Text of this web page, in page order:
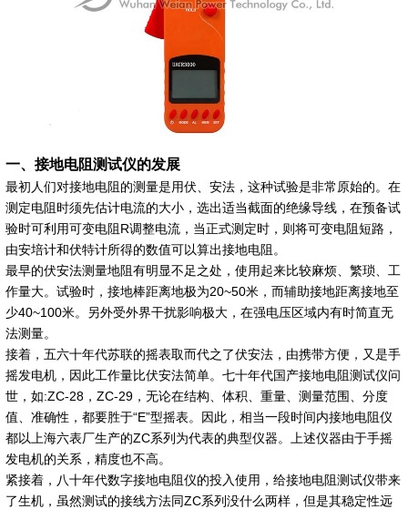
一、接地电阻测试仪的发展
最初人们对接地电阻的测量是用伏、安法，这种试验是非常原始的。在
测定电阻时须先估计电流的大小，选出适当截面的绝缘导线，在预备试
验时可利用可变电阻R调整电流，当正式测定时，则将可变电阻短路，
由安培计和伏特计所得的数值可以算出接地电阻。
最早的伏安法测量地阻有明显不足之处，使用起来比较麻烦、繁琐、工
作量大。试验时，接地棒距离地极为20~50米，而辅助接地距离接地至
少40~100米。另外受外界干扰影响极大，在强电压区域内有时简直无
法测量。
接着，五六十年代苏联的摇表取而代之了伏安法，由携带方便，又是手
摇发电机，因此工作量比伏安法简单。七十年代国产接地电阻测试仪问
世，如:ZC-28，ZC-29，无论在结构、体积、重量、测量范围、分度
值、准确性，都要胜于“E”型摇表。因此，相当一段时间内接地电阻仪
都以上海六表厂生产的ZC系列为代表的典型仪器。上述仪器由于手摇
发电机的关系，精度也不高。
紧接着，八十年代数字接地电阻仪的投入使用，给接地电阻测试仪带来
了生机，虽然测试的接线方法同ZC系列没什么两样，但是其稳定性远